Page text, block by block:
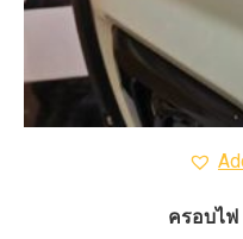
ครอบไฟ